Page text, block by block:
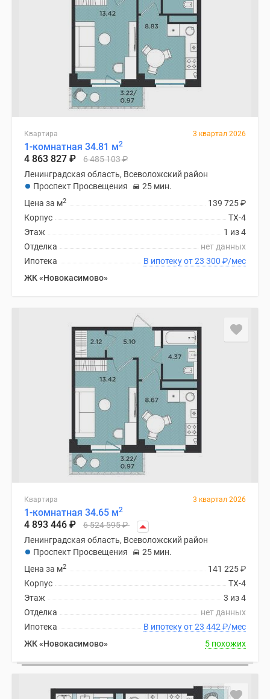
Квартира 3 квартал 2026
1-комнатная 34.81 м2
4 863 827 ₽ 6 485 103₽
Ленинградская область, Всеволожский район
Проспект Просвещения
25 мин.
139 725₽
Цена за м2
ТХ-4
Корпус
1 из 4
Этаж
нет данных
Отделка
В ипотеку от 23 300 ₽/мес
Ипотека
ЖК «Новокасимово»
Квартира 3 квартал 2026
1-комнатная 34.65 м2
4 893 446 ₽ 6 524 595₽
Ленинградская область, Всеволожский район
Проспект Просвещения
25 мин.
141 225₽
Цена за м2
ТХ-4
Корпус
3 из 4
Этаж
нет данных
Отделка
В ипотеку от 23 442 ₽/мес
Ипотека
ЖК «Новокасимово»
5 похожих